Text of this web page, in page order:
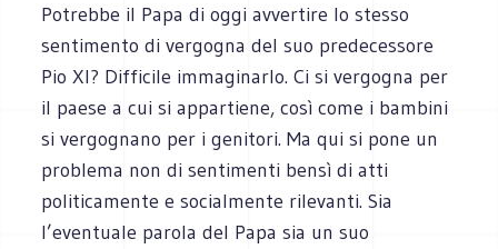
Potrebbe il Papa di oggi avvertire lo stesso
sentimento di vergogna del suo predecessore
Pio XI? Difficile immaginarlo. Ci si vergogna per
il paese a cui si appartiene, così come i bambini
si vergognano per i genitori. Ma qui si pone un
problema non di sentimenti bensì di atti
politicamente e socialmente rilevanti. Sia
l’eventuale parola del Papa sia un suo